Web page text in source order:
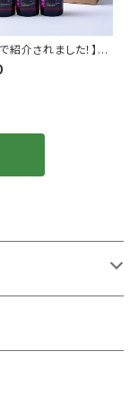
で紹介されました！】黒
エール330ml ４本
き）